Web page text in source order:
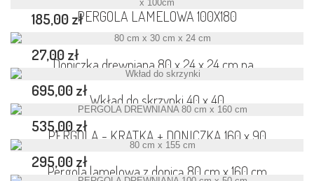
PERGOLA LAMELOWA 100X180
Doniczka drewniana 80 x 24 x 24 cm na...
185,00 zł
Wkład do skrzynki 40 x 40
27,00 zł
PERGOLA - KRATKA + DONICZKA 160 x 90
695,00 zł
Pergola lamelowa z donicą 80 cm x 160 cm
535,00 zł
295,00 zł